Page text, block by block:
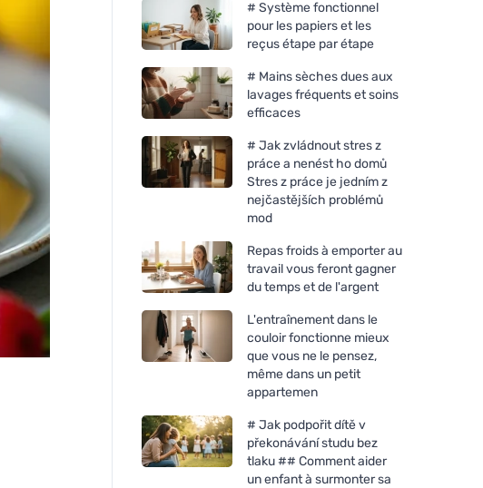
# Système fonctionnel
pour les papiers et les
reçus étape par étape
# Mains sèches dues aux
lavages fréquents et soins
efficaces
# Jak zvládnout stres z
práce a nenést ho domů
Stres z práce je jedním z
nejčastějších problémů
mod
Repas froids à emporter au
travail vous feront gagner
du temps et de l'argent
L'entraînement dans le
couloir fonctionne mieux
que vous ne le pensez,
même dans un petit
appartemen
# Jak podpořit dítě v
překonávání studu bez
tlaku ## Comment aider
un enfant à surmonter sa